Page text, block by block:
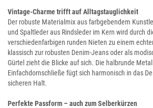
Vintage-Charme trifft auf Alltagstauglichkeit
Der robuste Materialmix aus farbgebendem
und Spaltleder aus Rindsleder im Kern wird durch
verschiedenfarbigen runden Nieten zu einem
klassisch zur robusten Denim-Jeans oder als
Gürtel zieht die Blicke auf sich. Die halbrunde
Einfachdornschließe fügt sich harmonisch in das
sicheren Halt.
Perfekte Passform – auch zum Selberkürzen